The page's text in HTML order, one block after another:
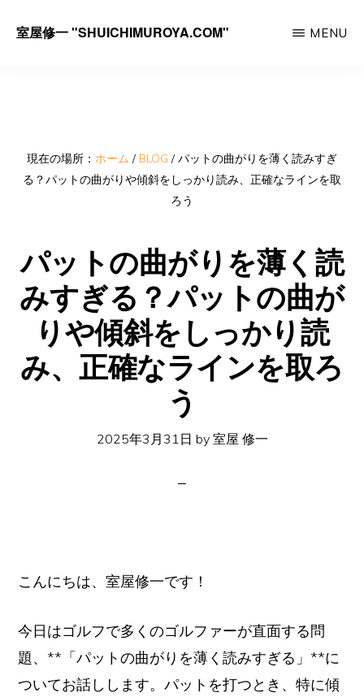
室屋修一 "SHUICHIMUROYA.COM"
ー
チ
修
一
イ
MENU
現在の場所： ホーム / BLOG / パットの曲がりを薄く読みすぎ
る？パットの曲がりや傾斜をしっかり読み、正確なラインを取
ろう
パットの曲がりを薄く読
みすぎる？パットの曲が
りや傾斜をしっかり読
み、正確なラインを取ろ
う
2025年3月31日 by 室屋 修一
こんにちは、室屋修一です！
今日はゴルフで多くのゴルファーが直面する問
題、**「パットの曲がりを薄く読みすぎる」**に
ついてお話しします。パットを打つとき、特に傾